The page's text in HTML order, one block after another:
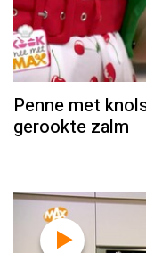
Penne met
gerookte zalm